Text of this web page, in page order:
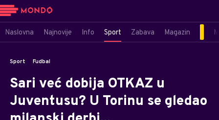
Naslovna Najnovije Info Sport Zabava Magazin
Sport Fudbal
Sari već dobija OTKAZ u
Juventusu? U Torinu se gledao